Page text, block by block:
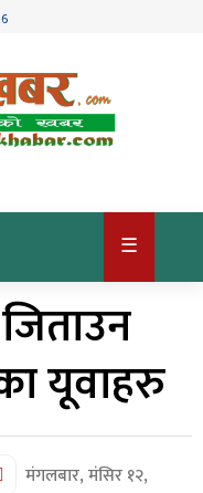
☰
यूवाहरु
मंगलबार, मंसिर १२,